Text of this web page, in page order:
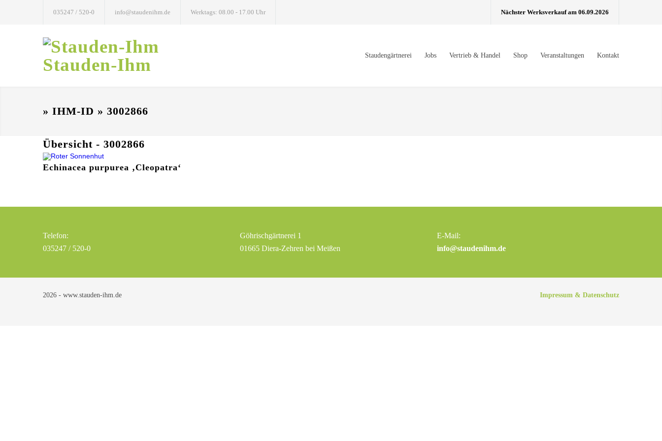
035247 / 520-0 info@staudenihm.de Werktags: 08.00 - 17.00 Uhr Nächster Werksverkauf am 06.09.2026
Stauden-Ihm Staudengärtnerei Jobs Vertrieb & Handel Shop Veranstaltungen Kontakt
» IHM-ID » 3002866
Übersicht - 3002866
Echinacea purpurea ‚Cleopatra‘
Telefon:
035247 / 520-0
Göhrischgärtnerei 1
01665 Diera-Zehren bei Meißen
E-Mail:
info@staudenihm.de
2026 - www.stauden-ihm.de Impressum & Datenschutz